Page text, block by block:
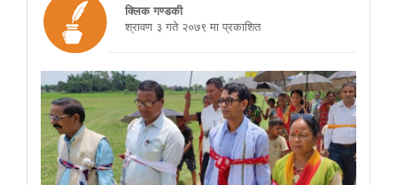
क्लिक गण्डकी
श्रावण ३ गते २०७९ मा प्रकाशित